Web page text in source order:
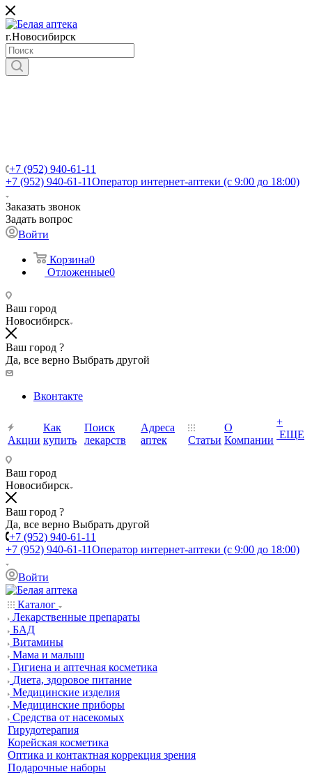
г.Новосибирск
+7 (952) 940-61-11
+7 (952) 940-61-11Оператор интернет-аптеки (с 9:00 до 18:00)
Заказать звонок
Задать вопрос
Войти
Корзина0
Отложенные0
Ваш город
Новосибирск
Ваш город ?
Да, все верно Выбрать другой
Вконтакте
Акции
Как
купить
Поиск
лекарств
Адреса
аптек
Статьи
О
Компании
+
ЕЩЕ
Ваш город
Новосибирск
Ваш город ?
Да, все верно Выбрать другой
+7 (952) 940-61-11
+7 (952) 940-61-11Оператор интернет-аптеки (с 9:00 до 18:00)
Войти
Каталог
Лекарственные препараты
БАД
Витамины
Мама и малыш
Гигиена и аптечная косметика
Диета, здоровое питание
Медицинские изделия
Медицинские приборы
Средства от насекомых
Гирудотерапия
Корейская косметика
Оптика и контактная коррекция зрения
Подарочные наборы